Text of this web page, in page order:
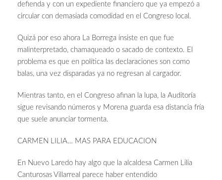
defienda y con un expediente financiero que ya empezó a
circular con demasiada comodidad en el Congreso local.
Quizá por eso ahora La Borrega insiste en que fue
malinterpretado, chamaqueado o sacado de contexto. El
problema es que en política las declaraciones son como
balas, una vez disparadas ya no regresan al cargador.
Mientras tanto, en el Congreso afinan la lupa, la Auditoría
sigue revisando números y Morena guarda esa distancia fría
que suele anunciar tormenta.
CARMEN LILIA… MAS PARA EDUCACION
En Nuevo Laredo hay algo que la alcaldesa Carmen Lilia
Canturosas Villarreal parece haber entendido